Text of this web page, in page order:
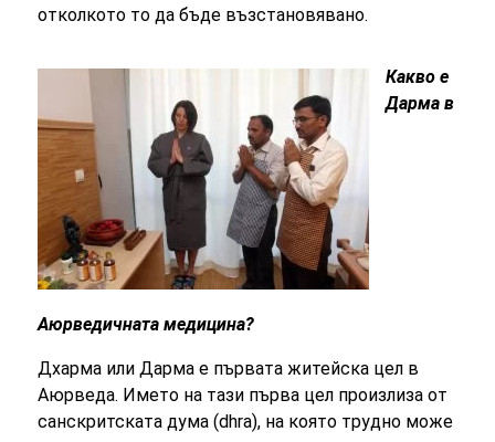
отколкото то да бъде възстановявано.
Какво е
Дарма в
Аюрведичната медицина?
Дхарма или Дарма е първата житейска цел в
Аюрведа. Името на тази първа цел произлиза от
санскритската дума (dhra), на която трудно може